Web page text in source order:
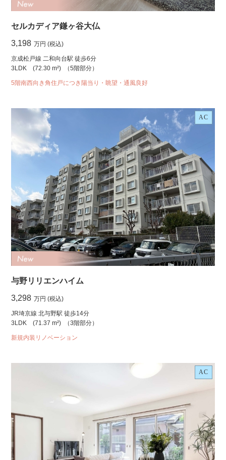
セルカディア鎌ヶ谷大仏
3,198 万円 (税込)
京成松戸線 二和向台駅 徒歩6分
3LDK
(72.30 m²) （5階部分）
5階南西向き角住戸につき陽当り・眺望・通風良好
AC
与野リリエンハイム
3,298 万円 (税込)
JR埼京線 北与野駅 徒歩14分
3LDK
(71.37 m²) （3階部分）
新規内装リノベーション
AC